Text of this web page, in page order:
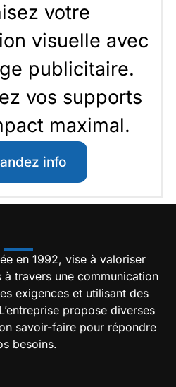
votre
visuelle avec
publicitaire.
vos supports
maximal.
info
en 1992, vise à valoriser
à travers une communication
exigences et utilisant des
propose diverses
savoir-faire pour répondre
besoins.